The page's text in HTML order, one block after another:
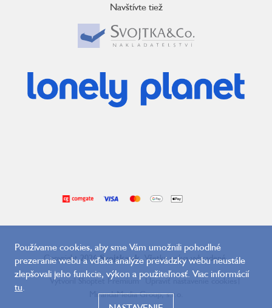
Používame cookies, aby sme Vám umožnili pohodlné
prezeranie webu a vďaka analýze prevádzky webu neustále
zlepšovali jeho funkcie, výkon a použiteľnosť. Viac informácií
tu.
Navštívte tiež
Copyright 2026Svojtka.sk. Všetky práva vyhradené.
Vytvoril Shoptet Premium Upraviť nastavenie cookies|
MirandaMedia Group, s.r.o.